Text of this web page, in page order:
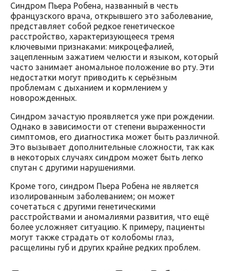
Синдром Пьера Робена, названный в честь
французского врача, открывшего это заболевание,
представляет собой редкое генетическое
расстройство, характеризующееся тремя
ключевыми признаками: микроцефалией,
зацепленным зажатием челюсти и языком, который
часто занимает аномальное положение во рту. Эти
недостатки могут приводить к серьёзным
проблемам с дыханием и кормлением у
новорожденных.
Синдром зачастую проявляется уже при рождении.
Однако в зависимости от степени выраженности
симптомов, его диагностика может быть различной.
Это вызывает дополнительные сложности, так как
в некоторых случаях синдром может быть легко
спутан с другими нарушениями.
Кроме того, синдром Пьера Робена не является
изолированным заболеванием; он может
сочетаться с другими генетическими
расстройствами и аномалиями развития, что ещё
более усложняет ситуацию. К примеру, пациенты
могут также страдать от колобомы глаз,
расщелины губ и других крайне редких проблем.